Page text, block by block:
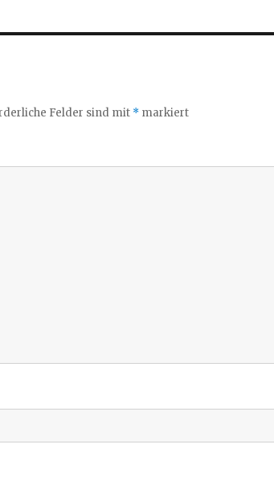
Felder sind mit * markiert